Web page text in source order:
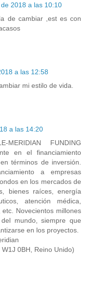
2018 a las 10:10
de cambiar ,est es con
a las 12:58
mi estilo de vida.
a las 14:20
FUNDING
en el financiamiento
términos de inversión.
a empresas
en los mercados de
bienes raíces, energía
atención médica,
Novecientos millones
mundo, siempre que
en los proyectos.
0BH, Reino Unido)